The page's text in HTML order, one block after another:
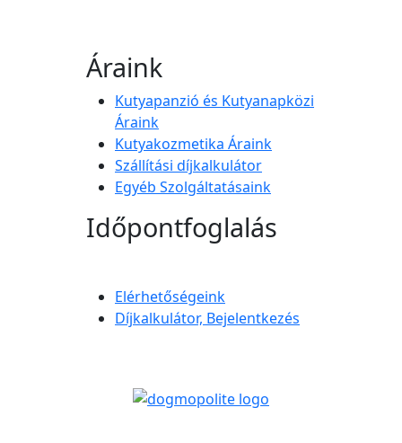
Áraink
Kutyapanzió és Kutyanapközi
Áraink
Kutyakozmetika Áraink
Szállítási díjkalkulátor
Egyéb Szolgáltatásaink
Időpontfoglalás
Elérhetőségeink
Díjkalkulátor, Bejelentkezés